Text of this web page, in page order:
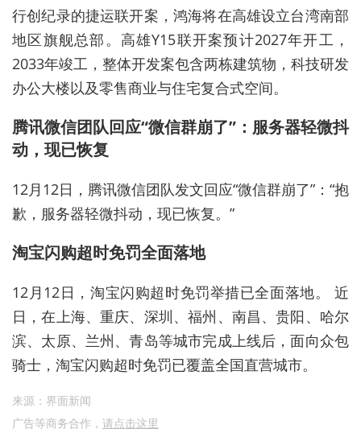
行创纪录的捷运联开案，鸿海将在高雄设立台湾南部
地区旗舰总部。高雄Y15联开案预计2027年开工，
2033年竣工，整体开发案包含两栋建筑物，科技研发
办公大楼以及零售商业与住宅复合式空间。
腾讯微信团队回应“微信群崩了”：服务器轻微抖
动，现已恢复
12月12日，腾讯微信团队发文回应“微信群崩了”：“抱
歉，服务器轻微抖动，现已恢复。”
淘宝闪购超时免罚全面落地
12月12日，淘宝闪购超时免罚举措已全面落地。 近
日，在上海、重庆、深圳、福州、南昌、贵阳、哈尔
滨、太原、兰州、青岛等城市完成上线后，面向众包
骑士，淘宝闪购超时免罚已覆盖全国直营城市。
来源：界面新闻
广告等商务合作， 请点击这里